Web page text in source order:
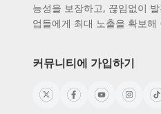
능성을 보장하고, 끊임없이
업들에게 최대 노출을 확보해
커뮤니티에 가입하기